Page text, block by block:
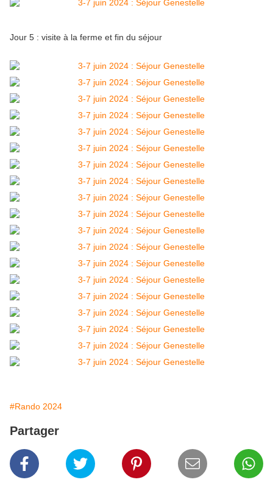
Jour 5 : visite à la ferme et fin du séjour
#Rando 2024
Partager